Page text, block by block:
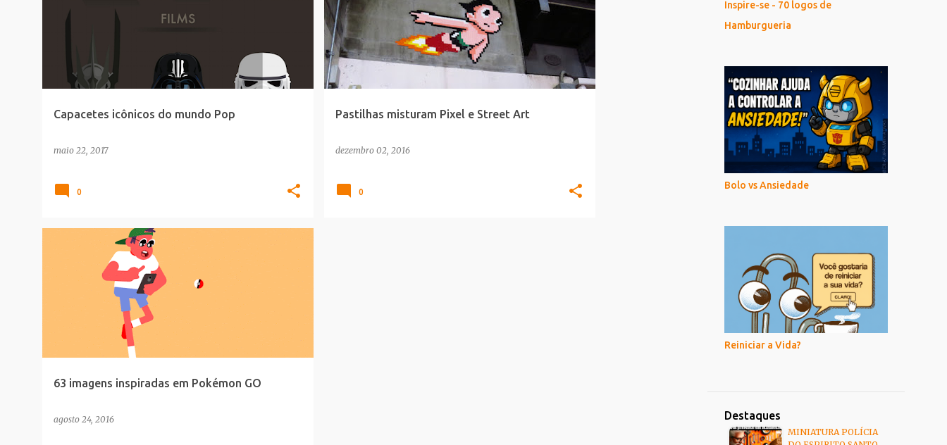
Capacetes icônicos do mundo Pop
maio 22, 2017
0
Pastilhas misturam Pixel e Street Art
dezembro 02, 2016
0
63 imagens inspiradas em Pokémon GO
agosto 24, 2016
ILUSTRACAO
Inspire-se - 70 logos de
Hamburgueria
Bolo vs Ansiedade
Reiniciar a Vida?
Destaques
MINIATURA POLÍCIA